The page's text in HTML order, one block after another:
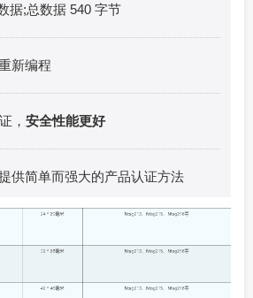
据;总数据 540 字节
新编程
， 安全性能更好
供简单而强大的产品认证方法